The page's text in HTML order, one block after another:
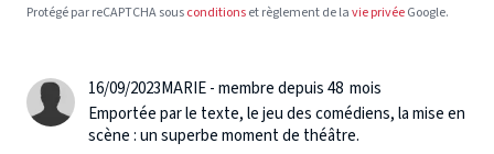
Protégé par reCAPTCHA sousconditionset règlement de lavie privéeGoogle.
16/09/2023MARIE - membre depuis 48 mois
Emportée par le texte, le jeu des comédiens, la mise en
scène : un superbe moment de théâtre.